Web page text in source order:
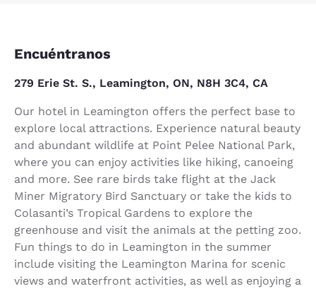
Encuéntranos
279 Erie St. S., Leamington, ON, N8H 3C4, CA
Our hotel in Leamington offers the perfect base to
explore local attractions. Experience natural beauty
and abundant wildlife at Point Pelee National Park,
where you can enjoy activities like hiking, canoeing
and more. See rare birds take flight at the Jack
Miner Migratory Bird Sanctuary or take the kids to
Colasanti’s Tropical Gardens to explore the
greenhouse and visit the animals at the petting zoo.
Fun things to do in Leamington in the summer
include visiting the Leamington Marina for scenic
views and waterfront activities, as well as enjoying a